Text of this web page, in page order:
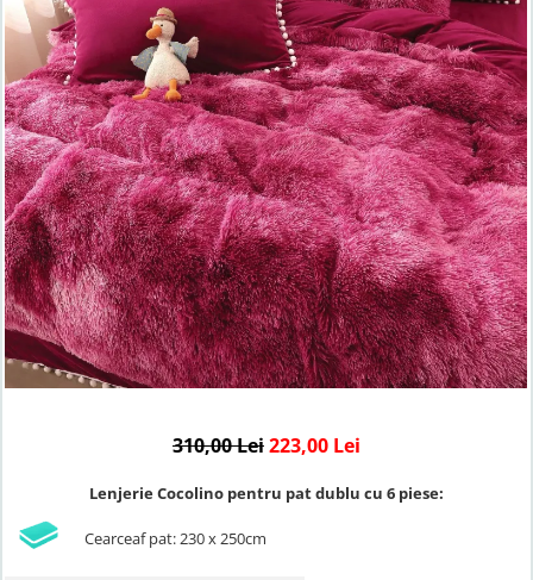
Lenjerii de pat Bumbac 100%
Lenjerii de pat Cocolino
Lenjerii de pat Finet + 2 Draperii
Lenjerii de pat Saten 4 piese cu
elastic
310,00 Lei223,00 Lei
Lenjerie Cocolino pentru pat dublu cu 6 piese:
Cearceaf pat: 230 x 250cm